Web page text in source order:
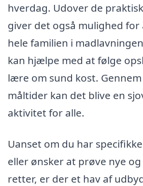
hverdag. Udover de
giver det også mulighed
hele familien i
kan hjælpe med at følge
lære om sund kost.
måltider kan det blive en
aktivitet for alle.
Uanset om du har
eller ønsker at prøve nye
retter, er der et hav af